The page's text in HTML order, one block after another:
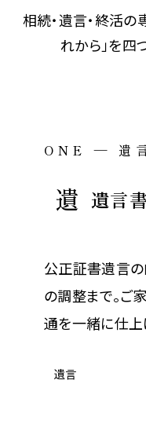
相続・遺言・終活の
れから」を四
ONE — 遺
遺 遺言
公正証書遺言の
の調整まで。ご
通を一緒に仕上
遺言